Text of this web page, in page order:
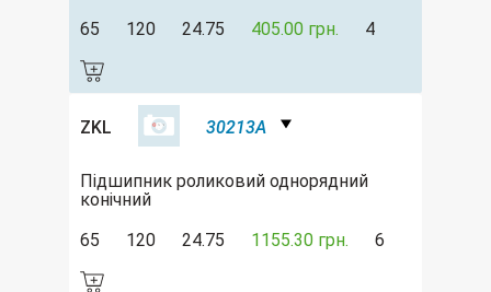
65
120 24.75 405.00 грн. 4
ZKL 30213A
Підшипник роликовий однорядний
конічний
65
120 24.75 1155.30 грн. 6